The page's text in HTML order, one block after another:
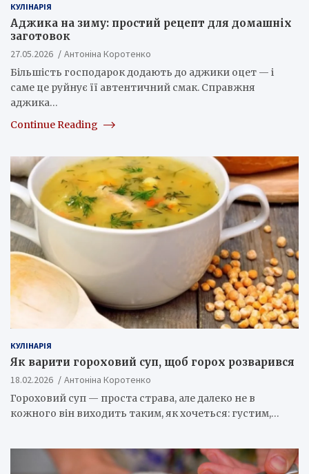
КУЛІНАРІЯ
Аджика на зиму: простий рецепт для домашніх
заготовок
27.05.2026
Антоніна Коротенко
Більшість господарок додають до аджики оцет — і
саме це руйнує її автентичний смак. Справжня
аджика…
Continue Reading
КУЛІНАРІЯ
Як варити гороховий суп, щоб горох розварився
18.02.2026
Антоніна Коротенко
Гороховий суп — проста страва, але далеко не в
кожного він виходить таким, як хочеться: густим,…